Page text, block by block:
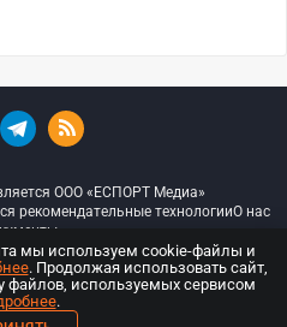
ООО «ЕСПОРТ Медиа»
рекомендательные технологииО нас
— Все права защищены
мы используем cookie-файлы и
. Продолжая использовать сайт,
файлов, используемых сервисом
.